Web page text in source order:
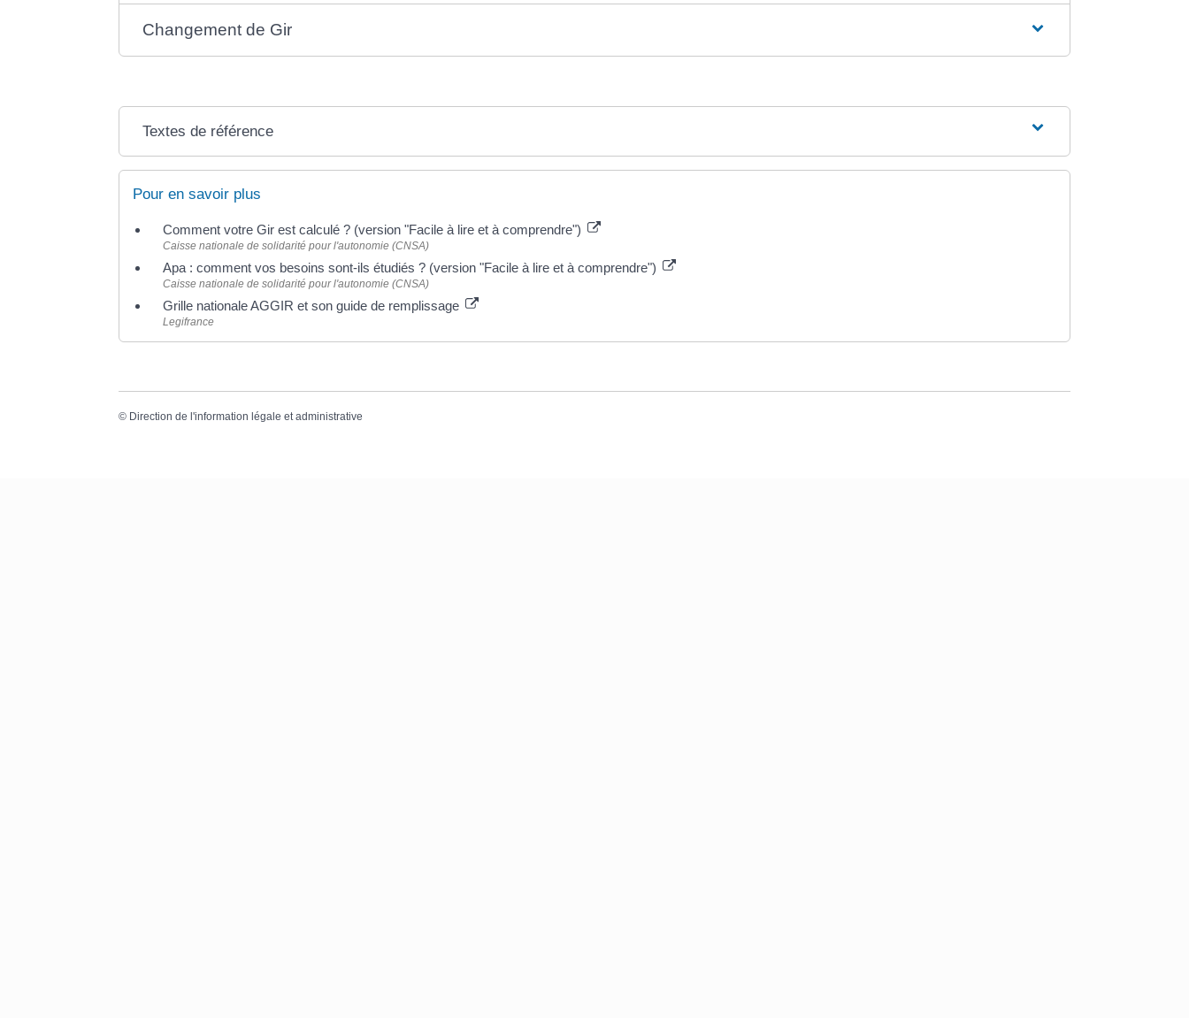
Changement de Gir
Textes de référence
Pour en savoir plus
Comment votre Gir est calculé ? (version "Facile à lire et à comprendre")
Caisse nationale de solidarité pour l'autonomie (CNSA)
Apa : comment vos besoins sont-ils étudiés ? (version "Facile à lire et à comprendre")
Caisse nationale de solidarité pour l'autonomie (CNSA)
Grille nationale AGGIR et son guide de remplissage
Legifrance
© Direction de l'information légale et administrative